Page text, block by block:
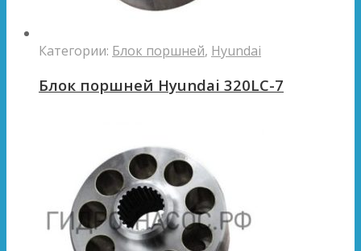
Категории: Блок поршней, Hyundai
Блок поршней Hyundai 320LC-7